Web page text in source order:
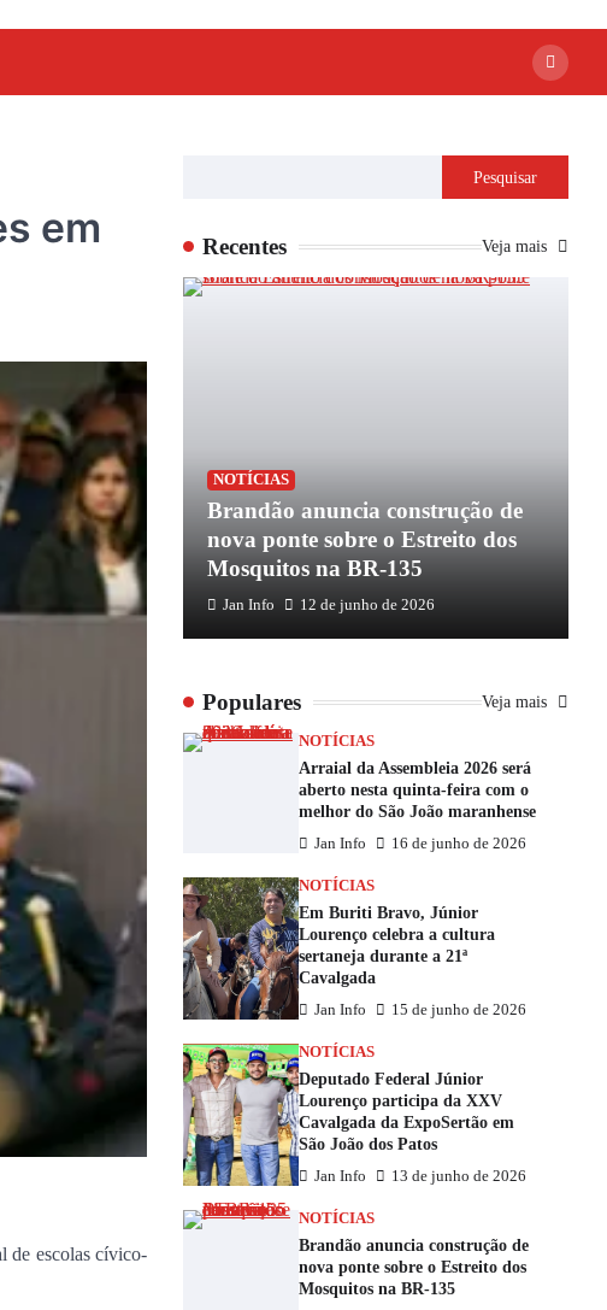
em
de escolas cívico-
Pesquisar
Recentes Veja mais
apoio de
grande
2026
NOTÍCIAS
Brandão anuncia construção de
nova ponte sobre o Estreito dos
Mosquitos na BR-135
Jan Info 12 de junho de 2026
Populares Veja mais
NOTÍCIAS
Arraial da Assembleia 2026 será
aberto nesta quinta-feira com o
melhor do São João maranhense
Jan Info 16 de junho de 2026
NOTÍCIAS
Em Buriti Bravo, Júnior
Lourenço celebra a cultura
sertaneja durante a 21ª
Cavalgada
Jan Info 15 de junho de 2026
NOTÍCIAS
Deputado Federal Júnior
Lourenço participa da XXV
Cavalgada da ExpoSertão em
São João dos Patos
Jan Info 13 de junho de 2026
NOTÍCIAS
Brandão anuncia construção de
nova ponte sobre o Estreito dos
Mosquitos na BR-135